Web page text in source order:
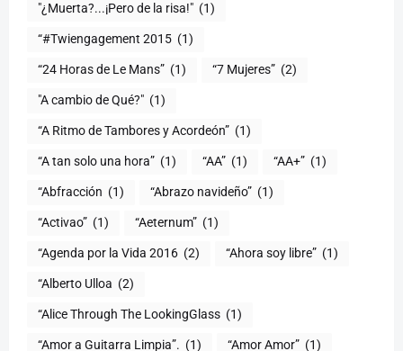
"¿Muerta?...¡Pero de la risa!" (1)
“#Twiengagement 2015 (1)
“24 Horas de Le Mans” (1) “7 Mujeres” (2)
(1)
“A Ritmo de Tambores y Acordeón” (1)
“A tan solo una hora” (1) “AA” (1) “AA+” (1)
“Abfracción (1) “Abrazo navideño” (1)
“Activao” (1) “Aeternum” (1)
“Agenda por la Vida 2016 (2) “Ahora soy libre” (1)
“Alberto Ulloa (2)
“Alice Through The LookingGlass (1)
“Amor a Guitarra Limpia”. (1) “Amor Amor” (1)